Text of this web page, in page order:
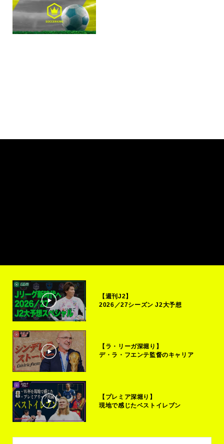
【週刊J2】
2026／27シーズン J2大予想
【ラ・リーガ深堀り】
デ・ラ・フエンテ監督のキャリア
【プレミア深堀り】
現地で感じたベストイレブン